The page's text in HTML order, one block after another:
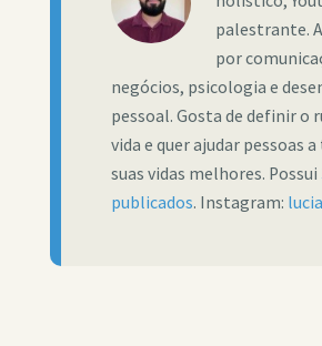
palestrante.
por
negócios, psicologia e
pessoal. Gosta de definir o
vida e quer ajudar pessoas
suas vidas melhores. Possui
publicados. Instagram: